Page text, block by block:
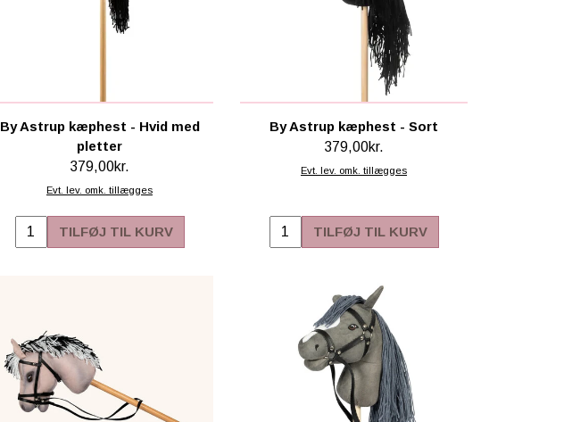
By Astrup kæphest - Hvid med
pletter
379,00kr.
Evt. lev. omk. tillægges
TILFØJ TIL KURV
By Astrup kæphest - Sort
379,00kr.
Evt. lev. omk. tillægges
TILFØJ TIL KURV